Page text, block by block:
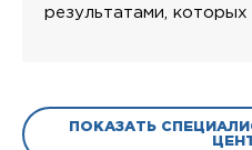
результатами,
ПОКАЗАТЬ